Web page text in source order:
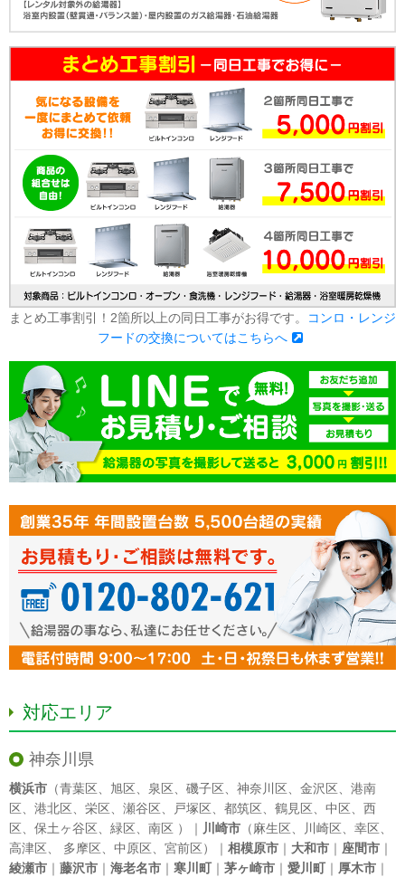
まとめ工事割引！2箇所以上の同日工事がお得です。
コンロ・レンジ
フードの交換についてはこちらへ
対応エリア
神奈川県
横浜市 （青葉区 旭区 泉区 磯子区 神奈川区 金沢区
港南
区
港北区 栄区 瀬谷区 戸塚区 都筑区 鶴見区 中区
西
区
保土ヶ谷区 緑区 南区 ）｜ 川崎市 （麻生区 川崎区 幸区
高津区
多摩区 中原区 宮前区）｜ 相模原市 ｜ 大和市 ｜ 座間市 ｜
綾瀬市 ｜ 藤沢市 ｜ 海老名市 ｜ 寒川町｜ 茅ヶ崎市 ｜ 愛川町｜ 厚木市 ｜